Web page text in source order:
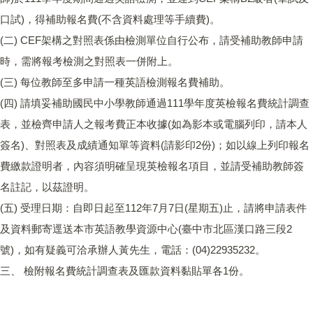
口試)，得補助報名費(不含資料處理等手續費)。
(二) CEF架構之對照表係由檢測單位自行公布，請受補助教師申請
時，需將報考檢測之對照表一併附上。
(三) 每位教師至多申請一種英語檢測報名費補助。
(四) 請填妥補助國民中小學教師通過111學年度英檢報名費統計調查
表，並檢齊申請人之報考費正本收據(如為影本或電腦列印，請本人
簽名)、對照表及成績通知單等資料(請影印2份)；如以線上列印報名
費繳款證明者，內容須明確呈現英檢報名項目，並請受補助教師簽
名註記，以茲證明。
(五) 受理日期：自即日起至112年7月7日(星期五)止，請將申請表件
及資料郵寄逕送本市英語教學資源中心(臺中市北區漢口路三段2
號)，如有疑義可洽承辦人黃先生，電話：(04)22935232。
三、 檢附報名費統計調查表及匯款資料黏貼單各1份。